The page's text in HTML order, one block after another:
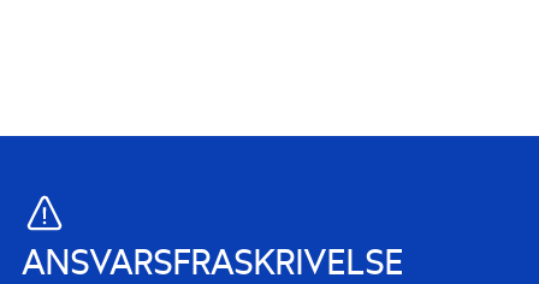
ANSVARSFRASKRIVELSE